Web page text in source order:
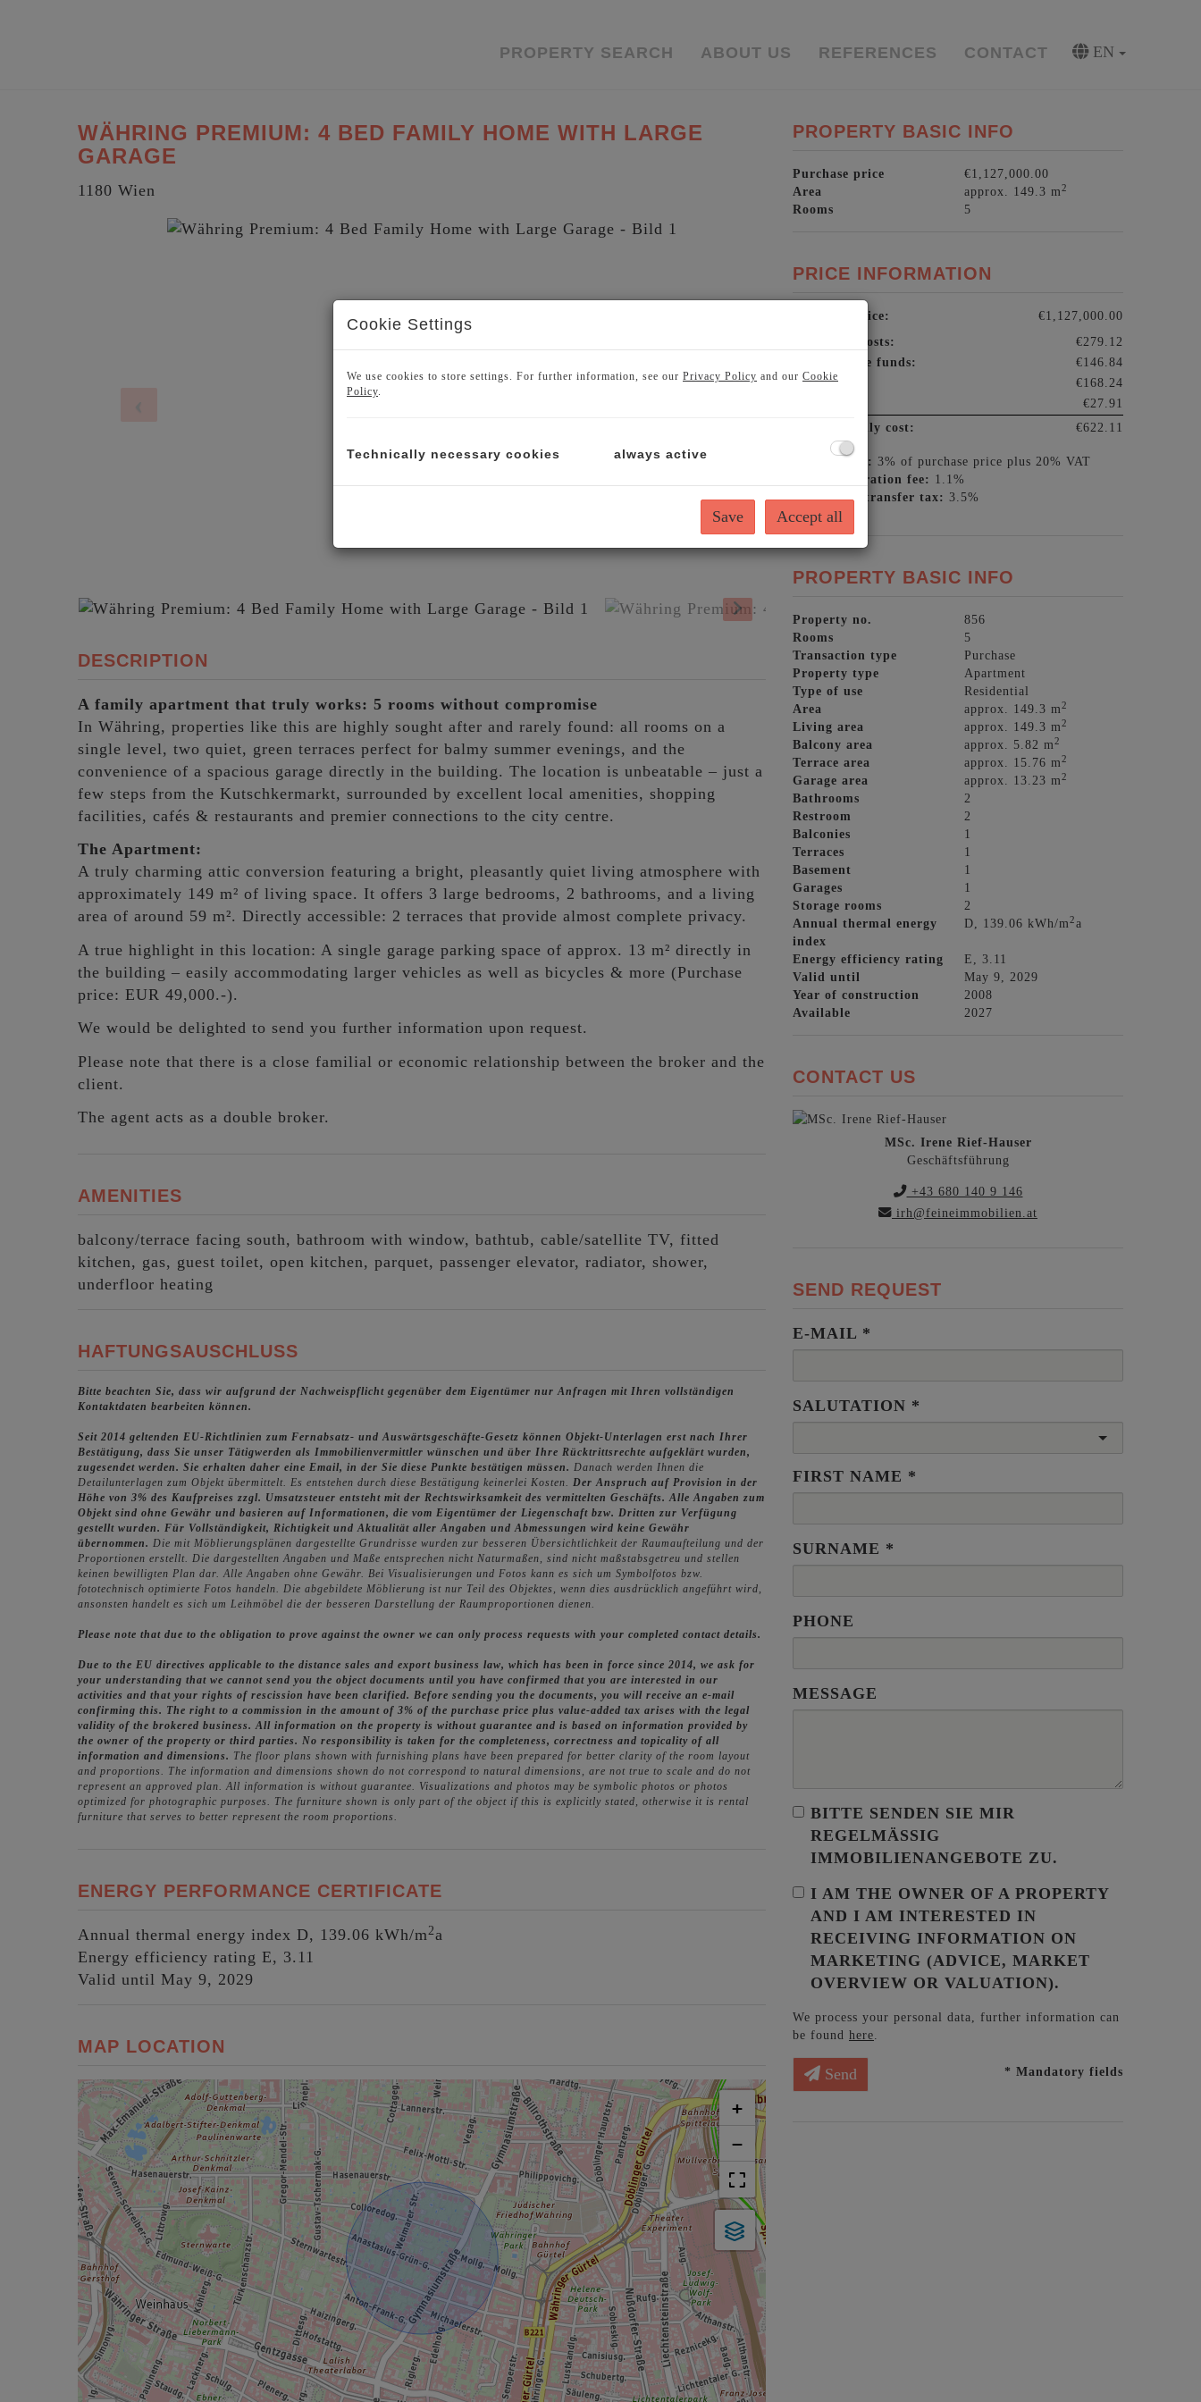
PROPERTY SEARCH ABOUT US REFERENCES CONTACT EN
WÄHRING PREMIUM: 4 BED FAMILY HOME WITH LARGE
GARAGE
1180 Wien
DESCRIPTION
A family apartment that truly works: 5 rooms without compromise
In Währing, properties like this are highly sought after and rarely found: all rooms on a
single level, two quiet, green terraces perfect for balmy summer evenings, and the
convenience of a spacious garage directly in the building. The location is unbeatable – just a
few steps from the Kutschkermarkt, surrounded by excellent local amenities, shopping
facilities, cafés & restaurants and premier connections to the city centre.
The Apartment:
A truly charming attic conversion featuring a bright, pleasantly quiet living atmosphere with
approximately 149 m² of living space. It offers 3 large bedrooms, 2 bathrooms, and a living
area of around 59 m². Directly accessible: 2 terraces that provide almost complete privacy.
A true highlight in this location: A single garage parking space of approx. 13 m² directly in
the building – easily accommodating larger vehicles as well as bicycles & more (Purchase
price: EUR 49,000.-).
We would be delighted to send you further information upon request.
Please note that there is a close familial or economic relationship between the broker and the
client.
The agent acts as a double broker.
AMENITIES
balcony/terrace facing south bathroom with window bathtub cable/satellite TV
fitted
kitchen
gas guest toilet open kitchen parquet passenger elevator radiator shower
underfloor heating
HAFTUNGSAUSCHLUSS
Bitte beachten Sie, dass wir aufgrund der Nachweispflicht gegenüber dem Eigentümer nur Anfragen mit Ihren vollständigen
Kontaktdaten bearbeiten können.
Seit 2014 geltenden EU-Richtlinien zum Fernabsatz- und Auswärtsgeschäfte-Gesetz können Objekt-Unterlagen erst nach Ihrer
Bestätigung, dass Sie unser Tätigwerden als Immobilienvermittler wünschen und über Ihre Rücktrittsrechte aufgeklärt wurden,
zugesendet werden. Sie erhalten daher eine Email, in der Sie diese Punkte bestätigen müssen. Danach werden Ihnen die
Detailunterlagen zum Objekt übermittelt. Es entstehen durch diese Bestätigung keinerlei Kosten. Der Anspruch auf Provision in der
Höhe von 3% des Kaufpreises zzgl. Umsatzsteuer entsteht mit der Rechtswirksamkeit des vermittelten Geschäfts.Alle Angaben zum
Objekt sind ohne Gewähr und basieren auf Informationen, die vom Eigentümer der Liegenschaft bzw. Dritten zur Verfügung
gestellt wurden. Für Vollständigkeit, Richtigkeit und Aktualität aller Angaben und Abmessungen wird keine Gewähr
übernommen. Die mit Möblierungsplänen dargestellte Grundrisse wurden zur besseren Übersichtlichkeit der Raumaufteilung und der
Proportionen erstellt. Die dargestellten Angaben und Maße entsprechen nicht Naturmaßen, sind nicht maßstabsgetreu und stellen
keinen bewilligten Plan dar. Alle Angaben ohne Gewähr. Bei Visualisierungen und Fotos kann es sich um Symbolfotos bzw.
fototechnisch optimierte Fotos handeln. Die abgebildete Möblierung ist nur Teil des Objektes, wenn dies ausdrücklich angeführt wird,
ansonsten handelt es sich um Leihmöbel die der besseren Darstellung der Raumproportionen dienen.
Please note that due to the obligation to prove against the owner we can only process requests with your completed contact details.
Due to the EU directives applicable to the distance sales and export business law, which has been in force since 2014, we ask for
your understanding that we cannot send you the object documents until you have confirmed that you are interested in our
activities and that your rights of rescission have been clarified. Before sending you the documents, you will receive an e-mail
confirming this. The right to a commission in the amount of 3% of the purchase price plus value-added tax arises with the legal
validity of the brokered business. All information on the property is without guarantee and is based on information provided by
the owner of the property or third parties. No responsibility is taken for the completeness, correctness and topicality of all
information and dimensions. The floor plans shown with furnishing plans have been prepared for better clarity of the room layout
and proportions. The information and dimensions shown do not correspond to natural dimensions, are not true to scale and do not
represent an approved plan. All information is without guarantee. Visualizations and photos may be symbolic photos or photos
optimized for photographic purposes. The furniture shown is only part of the object if this is explicitly stated, otherwise it is rental
furniture that serves to better represent the room proportions.
ENERGY PERFORMANCE CERTIFICATE
Annual thermal energy index D, 139.06 kWh/m2a
Energy efficiency rating E, 3.11
Valid until May 9, 2029
MAP LOCATION
+
−
PROPERTY BASIC INFO
Purchase price
€1,127,000.00
Area
approx. 149.3 m2
Rooms 5
PRICE INFORMATION
Purchase price:
€1,127,000.00
Operating costs:
€279.12
Maintenance funds:
€146.84
Lift costs:
€168.24
€27.91
Total monthly cost:
€622.11
Commission: 3% of purchase price plus 20% VAT
Land registration fee: 1.1%
Real estate transfer tax: 3.5%
PROPERTY BASIC INFO
Property no.
856
Rooms
5
Transaction type
Purchase
Property type
Apartment
Type of use
Residential
Area
approx. 149.3 m2
Living area approx. 149.3 m2
Balcony area approx. 5.82 m2
Terrace area approx. 15.76 m2
Garage area approx. 13.23 m2
Bathrooms
2
Restroom
2
Balconies
1
Terraces
1
Basement
1
Garages
1
Storage rooms
2
Annual thermal energy
index
D, 139.06 kWh/m2a
Energy efficiency rating
E, 3.11
Valid until
May 9, 2029
Year of construction
2008
Available
2027
CONTACT US
MSc. Irene Rief-Hauser
Geschäftsführung
+43 680 140 9 146
irh@feineimmobilien.at
SEND REQUEST
E-MAIL
SALUTATION
FIRST NAME
SURNAME
PHONE
MESSAGE
BITTE SENDEN SIE MIR
REGELMÄSSIG I
MMOBILIENANGEBOTE ZU.
I AM THE OWNER OF A PROPERTY
AND I AM INTERESTED IN
RECEIVING INFORMATION ON
MARKETING (ADVICE, MARKET
OVERVIEW OR VALUATION).
We process your personal data, further information can
be found here
Send * Mandatory fields
Cookie Settings
We use cookies to store settings. For further information, see our Privacy Policy and our Cookie
Policy.
Technically necessary cookies always active
Save Accept all